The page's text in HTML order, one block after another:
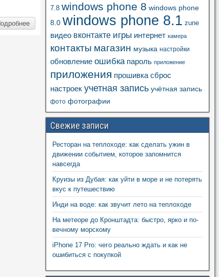
7.8 windows phone 8 windows phone
8.0 windows phone 8.1 zune
видео вконтакте игры интернет камера
контакты магазин музыка настройки
обновление ошибка пароль приложение
приложения прошивка сброс
настроек учетная запись учётная запись
фото фотографии
Свежие записи
Ресторан на теплоходе: как сделать ужин в
движении событием, которое запомнится
навсегда
Круизы из Дубая: как уйти в море и не потерять
вкус к путешествию
Инди на воде: как звучит лето на теплоходе
На метеоре до Кронштадта: быстро, ярко и по-
вечному морскому
iPhone 17 Pro: чего реально ждать и как не
ошибиться с покупкой